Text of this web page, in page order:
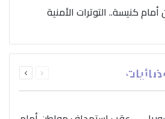
كنيسة.. التوترات الأمنية
الصفحةالصفحة
الدولي..
تؤكد
نهج متكامل